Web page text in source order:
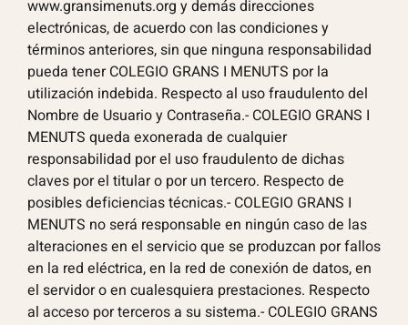
www.gransimenuts.org y demás direcciones
electrónicas, de acuerdo con las condiciones y
términos anteriores, sin que ninguna responsabilidad
pueda tener COLEGIO GRANS I MENUTS por la
utilización indebida. Respecto al uso fraudulento del
Nombre de Usuario y Contraseña.- COLEGIO GRANS I
MENUTS queda exonerada de cualquier
responsabilidad por el uso fraudulento de dichas
claves por el titular o por un tercero. Respecto de
posibles deficiencias técnicas.- COLEGIO GRANS I
MENUTS no será responsable en ningún caso de las
alteraciones en el servicio que se produzcan por fallos
en la red eléctrica, en la red de conexión de datos, en
el servidor o en cualesquiera prestaciones. Respecto
al acceso por terceros a su sistema.- COLEGIO GRANS